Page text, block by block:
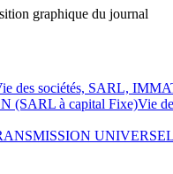
graphique du journal
des sociétés, SARL,
(SARL à capital Fixe)Vie